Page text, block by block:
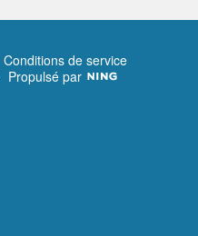
Conditions de service
Propulsé par